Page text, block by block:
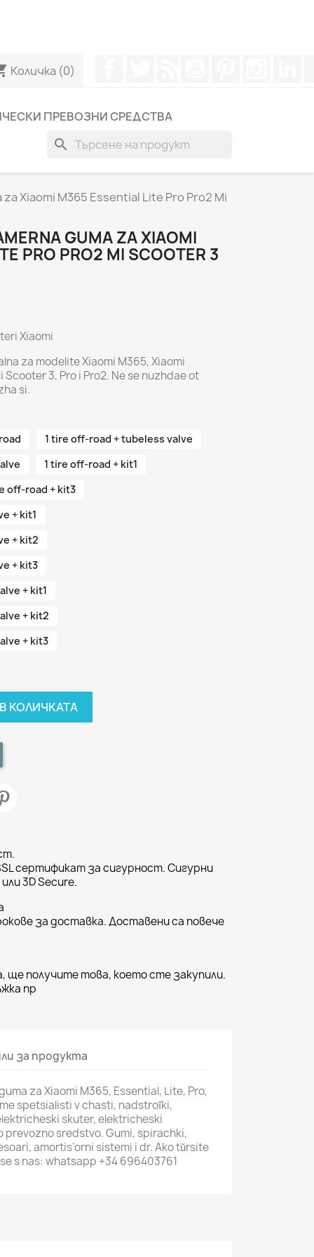
Количка (0)
ПРЕВОЗНИ СРЕДСТВА
search
Xiaomi M365 Essential Lite Pro Pro2 Mi
GUMA ZA XIAOMI
PRO PRO2 MI SCOOTER 3
Xiaomi
za modelite Xiaomi M365, Xiaomi
Scooter 3, Pro i Pro2. Ne se nuzhdae ot
si.
1 tire off-road + tubeless valve
1 tire off-road + kit1
off-road + kit3
+ kit1
+ kit2
+ kit3
+ kit1
+ kit2
+ kit3
КОЛИЧКАТА
сертификат за сигурност. Сигурни
3D Secure.
за доставка. Доставени са повече
ще получите това, което сте закупили.
пр
за продукта
za Xiaomi M365, Essential, Lite, Pro,
spetsialisti v chasti, nadstroĭki,
skuter, elektricheski
prevozno sredstvo. Gumi, spirachki,
amortis’orni sistemi i dr. Ako tŭrsite
s nas: whatsapp +34 696403761